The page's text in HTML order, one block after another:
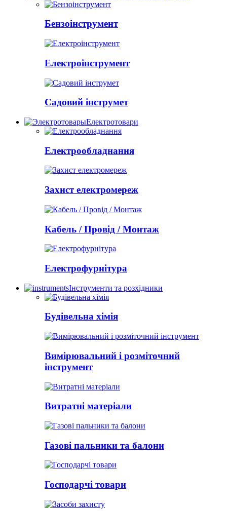
Бензоінструмент
Електроінструмент
Садовий інструмет
Електротовари
Електрообладнання
Захист електромереж
Кабель / Провід / Монтаж
Електрофурнітура
Інструменти та розхідники
Будівельна хімія
Вимірювальний і розміточний
інструмент
Витратні матеріали
Газові пальники та балони
Господарчі товари